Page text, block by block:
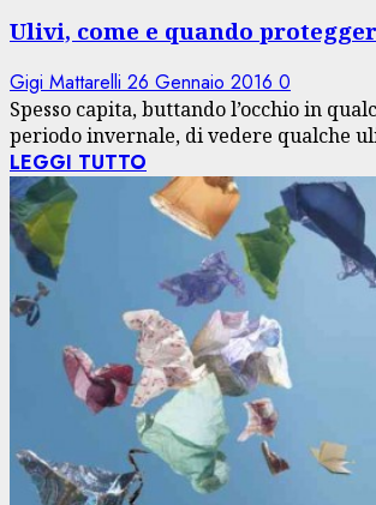
Ulivi, come e quando
Gigi Mattarelli 26 Gennaio 2016 0
Spesso capita, buttando l’occhio in
periodo invernale, di vedere qualche
LEGGI TUTTO